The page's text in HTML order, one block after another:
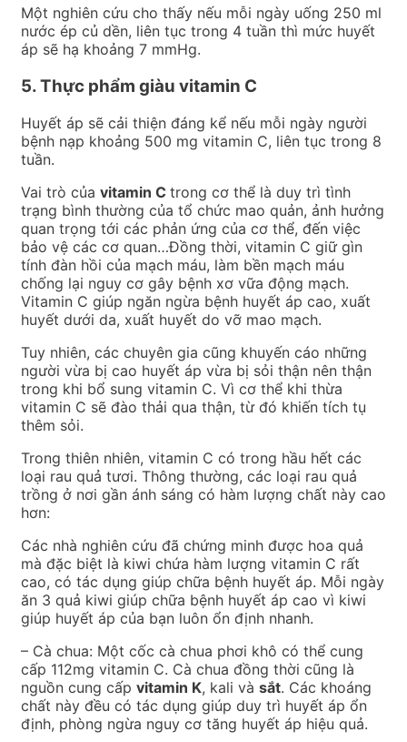
Một nghiên cứu cho thấy nếu mỗi ngày uống 250 ml
nước ép củ dền, liên tục trong 4 tuần thì mức huyết
áp sẽ hạ khoảng 7 mmHg.
5. Thực phẩm giàu vitamin C
Huyết áp sẽ cải thiện đáng kể nếu mỗi ngày người
bệnh nạp khoảng 500 mg vitamin C, liên tục trong 8
tuần.
Vai trò của vitamin C trong cơ thể là duy trì tình
trạng bình thường của tổ chức mao quản, ảnh hưởng
quan trọng tới các phản ứng của cơ thể, đến việc
bảo vệ các cơ quan…Đồng thời, vitamin C giữ gìn
tính đàn hồi của mạch máu, làm bền mạch máu
chống lại nguy cơ gây bệnh xơ vữa động mạch.
Vitamin C giúp ngăn ngừa bệnh huyết áp cao, xuất
huyết dưới da, xuất huyết do vỡ mao mạch.
Tuy nhiên, các chuyên gia cũng khuyến cáo những
người vừa bị cao huyết áp vừa bị sỏi thận nên thận
trong khi bổ sung vitamin C. Vì cơ thể khi thừa
vitamin C sẽ đào thải qua thận, từ đó khiến tích tụ
thêm sỏi.
Trong thiên nhiên, vitamin C có trong hầu hết các
loại rau quả tươi. Thông thường, các loại rau quả
trồng ở nơi gần ánh sáng có hàm lượng chất này cao
hơn:
Các nhà nghiên cứu đã chứng minh được hoa quả
mà đặc biệt là kiwi chứa hàm lượng vitamin C rất
cao, có tác dụng giúp chữa bệnh huyết áp. Mỗi ngày
ăn 3 quả kiwi giúp chữa bệnh huyết áp cao vì kiwi
giúp huyết áp của bạn luôn ổn định nhanh.
– Cà chua: Một cốc cà chua phơi khô có thể cung
cấp 112mg vitamin C. Cà chua đồng thời cũng là
nguồn cung cấp vitamin K, kali và sắt. Các khoáng
chất này đều có tác dụng giúp duy trì huyết áp ổn
định, phòng ngừa nguy cơ tăng huyết áp hiệu quả.